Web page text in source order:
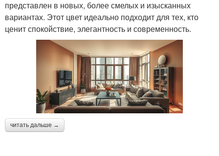
представлен в новых, более смелых и изысканных
вариантах. Этот цвет идеально подходит для тех, кто
ценит спокойствие, элегантность и современность.
читать дальше →